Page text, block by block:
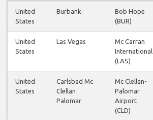
United
States
Burbank
Bob Hope
(BUR)
United
States
Las Vegas
Mc Carran
International
(LAS)
United
States
Carlsbad Mc
Clellan
Palomar
Mc Clellan-
Palomar
Airport
(CLD)